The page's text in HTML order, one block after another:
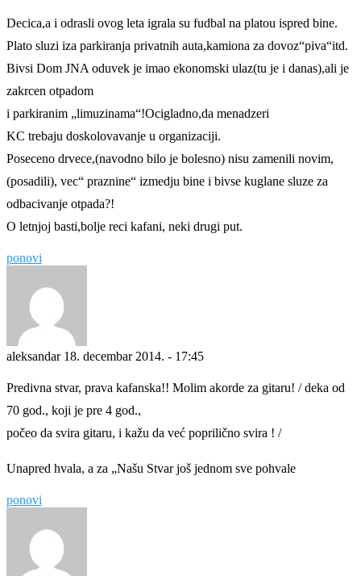
Decica,a i odrasli ovog leta igrala su fudbal na platou ispred bine.
Plato sluzi iza parkiranja privatnih auta,kamiona za dovoz“piva“itd.
Bivsi Dom JNA oduvek je imao ekonomski ulaz(tu je i danas),ali je
zakrcen otpadom
i parkiranim „limuzinama“!Ocigladno,da menadzeri
KC trebaju doskolovavanje u organizaciji.
Poseceno drvece,(navodno bilo je bolesno) nisu zamenili novim,
(posadili), vec“ praznine“ izmedju bine i bivse kuglane sluze za
odbacivanje otpada?!
O letnjoj basti,bolje reci kafani, neki drugi put.
ponovi
aleksandar 18. decembar 2014. - 17:45
Predivna stvar, prava kafanska!! Molim akorde za gitaru! / deka od
70 god., koji je pre 4 god.,
počeo da svira gitaru, i kažu da već poprilično svira ! /
Unapred hvala, a za „Našu Stvar još jednom sve pohvale
ponovi